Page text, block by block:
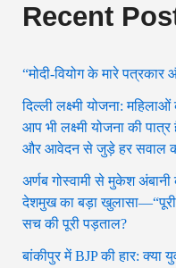
Recent
“मोदी-वियोग के मारे
दिल्ली लक्ष्मी योजना:
आप भी लक्ष्मी योजना की पात्र
और आवेदन से जुड़े हर सवाल
अर्णब गोस्वामी से मुकेश
देशमुख का बड़ा खुलासा—“पूरी
सच की पूरी पड़ताल?
बांकीपुर में BJP की हार: क्या